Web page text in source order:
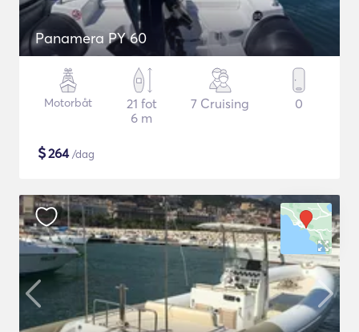
Panamera PY 60
Motorbåt
21 fot
6 m
7 Cruising 0
$264/dag